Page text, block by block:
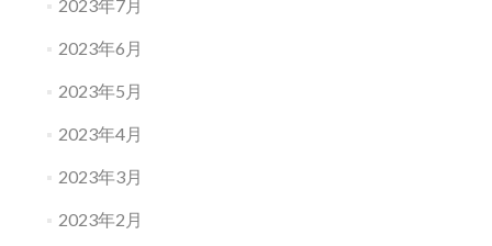
2023年7月
2023年6月
2023年5月
2023年4月
2023年3月
2023年2月